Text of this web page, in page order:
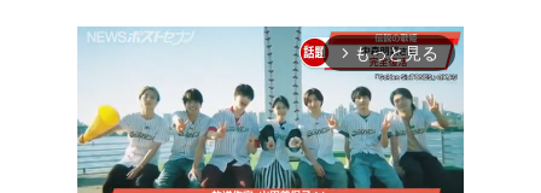
arrow_forward_ios もっと見る